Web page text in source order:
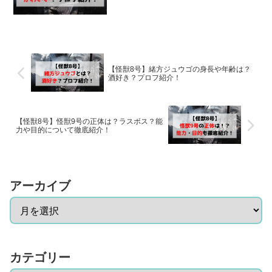
【怪獣8号】緒方ジュウゴの身長や年齢は？
酒好き？プロフ紹介！
【怪獣8号】怪獣9号の正体は？ラスボス？能
力や目的について徹底紹介！
アーカイブ
カテゴリー